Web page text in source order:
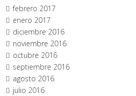
febrero 2017
enero 2017
diciembre 2016
noviembre 2016
octubre 2016
septiembre 2016
agosto 2016
julio 2016